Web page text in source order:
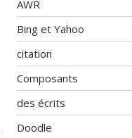
AWR
Bing et Yahoo
citation
Composants
des écrits
Doodle